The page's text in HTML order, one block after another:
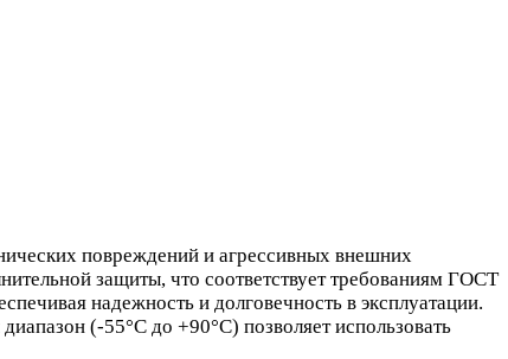
повреждений и агрессивных внешних
защиты, что соответствует требованиям ГОСТ
надежность и долговечность в эксплуатации.
(-55°С до +90°С) позволяет использовать